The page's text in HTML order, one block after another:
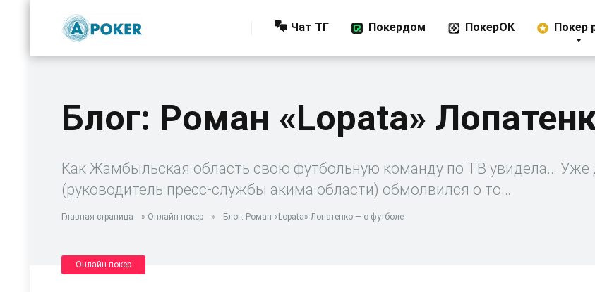
Чат ТГ Покердом ПокерОК Покер
Блог: Роман «Lopata»
Как Жамбыльская область свою футбольную команду по ТВ увидела…
(руководитель пресс-службы акима области) обмолвился о то…
Главная страница » Онлайн покер » Блог: Роман «Lopata» Лопатенко — о футболе
Онлайн покер